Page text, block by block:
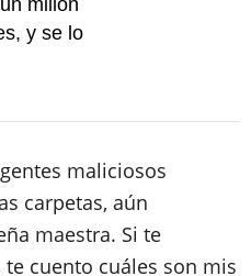
millón
y se lo
maliciosos
carpetas, aún
maestra. Si te
cuento cuáles son mis